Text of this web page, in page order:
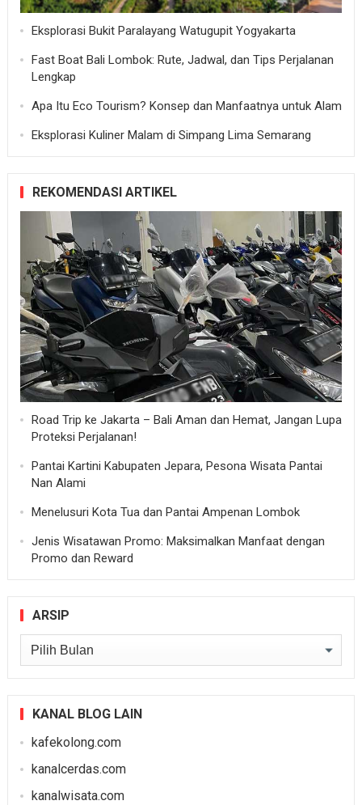
Eksplorasi Bukit Paralayang Watugupit Yogyakarta
Fast Boat Bali Lombok: Rute, Jadwal, dan Tips Perjalanan
Lengkap
Apa Itu Eco Tourism? Konsep dan Manfaatnya untuk Alam
Eksplorasi Kuliner Malam di Simpang Lima Semarang
REKOMENDASI ARTIKEL
Road Trip ke Jakarta – Bali Aman dan Hemat, Jangan Lupa
Proteksi Perjalanan!
Pantai Kartini Kabupaten Jepara, Pesona Wisata Pantai
Nan Alami
Menelusuri Kota Tua dan Pantai Ampenan Lombok
Jenis Wisatawan Promo: Maksimalkan Manfaat dengan
Promo dan Reward
ARSIP
Arsip
KANAL BLOG LAIN
kafekolong.com
kanalcerdas.com
kanalwisata.com